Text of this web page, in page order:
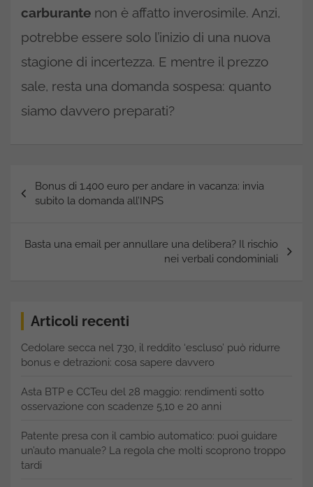
carburante non è affatto inverosimile. Anzi,
potrebbe essere solo l’inizio di una nuova
stagione di incertezza. E mentre il prezzo
sale, resta una domanda sospesa: quanto
siamo davvero preparati?
articoli
Bonus di 1.400 euro per andare in vacanza: invia
subito la domanda all’INPS
Basta una email per annullare una delibera? Il rischio
nei verbali condominiali
Articoli recenti
Cedolare secca nel 730, il reddito ‘escluso’ può ridurre
bonus e detrazioni: cosa sapere davvero
Asta BTP e CCTeu del 28 maggio: rendimenti sotto
osservazione con scadenze 5,10 e 20 anni
Patente presa con il cambio automatico: puoi guidare
un’auto manuale? La regola che molti scoprono troppo
tardi